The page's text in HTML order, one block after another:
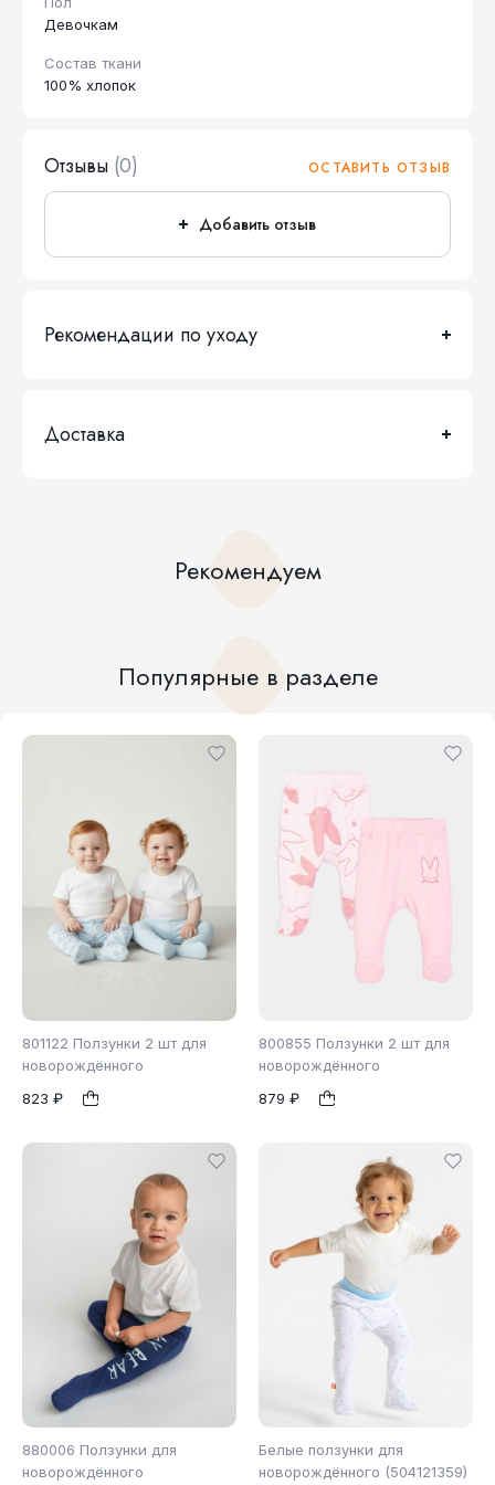
Девочкам
Состав ткани
100% хлопок
Отзывы (0) ОСТАВИТЬ ОТЗЫВ
Добавить отзыв
Рекомендации по уходу
Доставка
Рекомендуем
Популярные в разделе
801122 Ползунки 2 шт для
новорождённого
823 ₽
800855 Ползунки 2 шт для
новорождённого
879 ₽
56 62
880006 Ползунки для
новорождённого
Белые ползунки для
новорождённого (504121359)